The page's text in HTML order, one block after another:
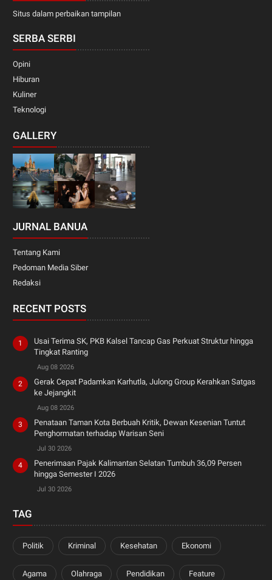
Situs dalam perbaikan tampilan
SERBA SERBI
Opini
Hiburan
Kuliner
Teknologi
GALLERY
JURNAL BANUA
Tentang Kami
Pedoman Media Siber
Redaksi
RECENT POSTS
Usai Terima SK, PKB Kalsel Tancap Gas Perkuat Struktur hingga
Tingkat Ranting
Aug 08 2026
Gerak Cepat Padamkan Karhutla, Julong Group Kerahkan Satgas
ke Jejangkit
Aug 08 2026
Penataan Taman Kota Berbuah Kritik, Dewan Kesenian Tuntut
Penghormatan terhadap Warisan Seni
Jul 30 2026
Penerimaan Pajak Kalimantan Selatan Tumbuh 36,09 Persen
hingga Semester I 2026
Jul 30 2026
TAG
Politik Kriminal Kesehatan Ekonomi
Agama Olahraga Pendidikan Feature